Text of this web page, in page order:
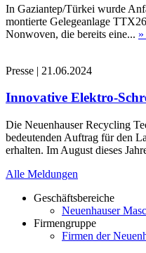
In Gaziantep/Türkei wurde
montierte Gelegeanlage
Nonwoven, die bereits eine...
Presse | 21.06.2024
Innovative Elektro-
Die Neuenhauser Recycling
bedeutenden Auftrag für den
erhalten. Im August dieses
Alle Meldungen
Geschäftsbereiche
Neuenhauser
Firmengruppe
Firmen der